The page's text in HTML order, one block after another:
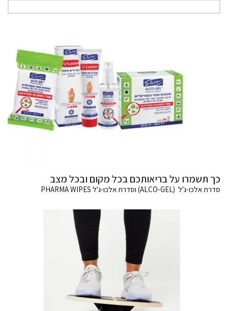
כך תשמרו על בריאותכם בכל מקום ובכל מצב
סדרת אלכו-ג'ל (ALCO-GEL) וסדרת אלכו-ג'ל PHARMA WIPES